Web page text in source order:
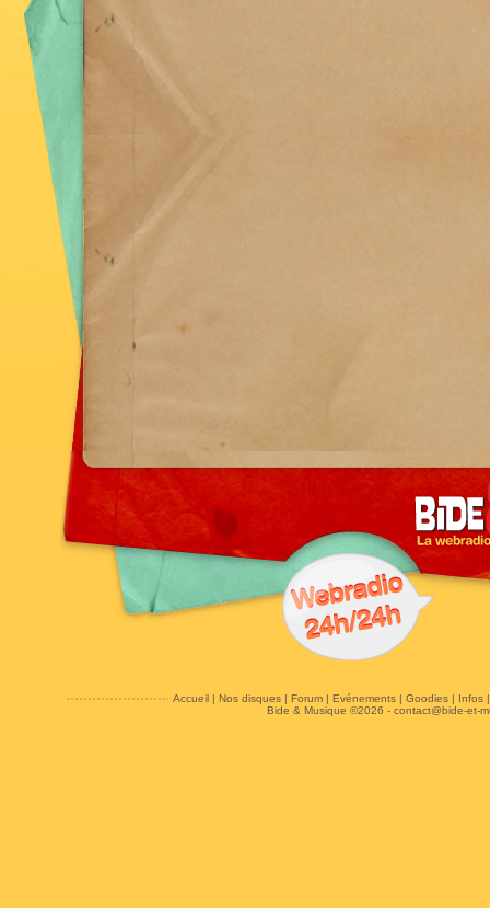
Accueil| Nos disques| Forum| Evénements| Goodies| Infos
Bide & Musique ©2026 - contact@bide-et-